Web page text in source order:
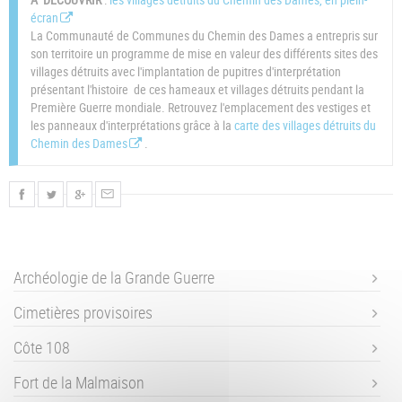
écran
La Communauté de Communes du Chemin des Dames a entrepris sur
son territoire un programme de mise en valeur des différents sites des
villages détruits avec l'implantation de pupitres d'interprétation
présentant l'histoire de ces hameaux et villages détruits pendant la
Première Guerre mondiale. Retrouvez l'emplacement des vestiges et
les panneaux d'interprétations grâce à lacarte des villages détruits du
Chemin des Dames
.
Archéologie de la Grande Guerre
Cimetières provisoires
Côte 108
Fort de la Malmaison